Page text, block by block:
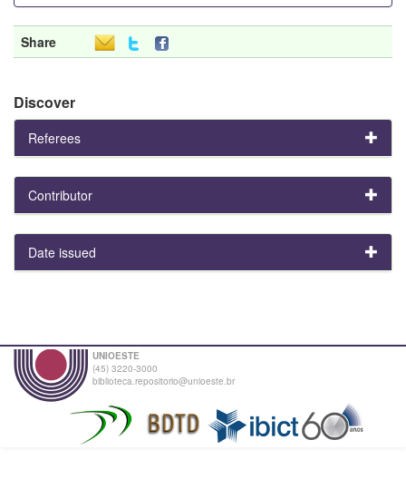
Share
Discover
Referees
Contributor
Date issued
UNIOESTE
(45) 3220-3000
biblioteca.repositorio@unioeste.br